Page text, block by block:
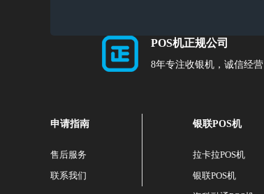
POS机正规公司
8年专注收银机，诚信经营
申请指南
售后服务
联系我们
银联POS机
拉卡拉POS机
银联POS机